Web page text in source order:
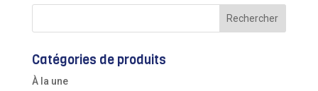
Catégories de produits
À la une